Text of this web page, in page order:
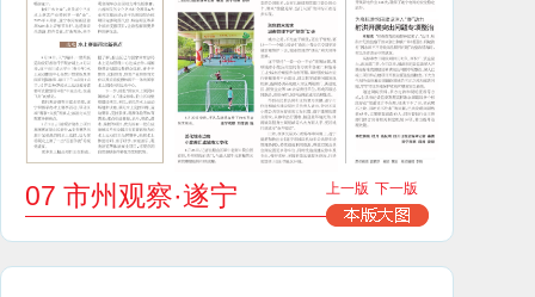
07 市州观察·遂宁 上一版 下一版